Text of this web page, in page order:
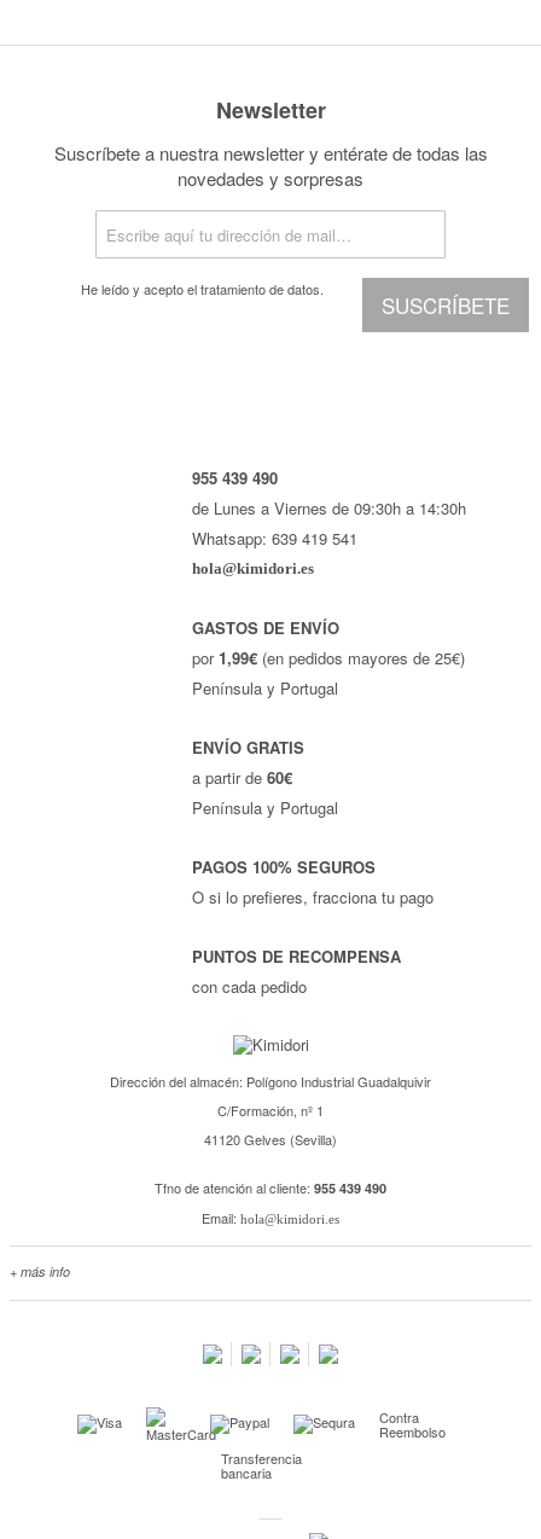
Newsletter
Suscríbete a nuestra newsletter y entérate de todas las
novedades y sorpresas
SUSCRÍBETE
He leído y acepto eltratamiento de datos.
955 439 490
de Lunes a Viernes de 09:30h a 14:30h
Whatsapp: 639 419 541
hola@kimidori.es
GASTOS DE ENVÍO
por 1,99€ (en pedidos mayores de 25€)
Península y Portugal
ENVÍO GRATIS
a partir de60€
Península y Portugal
PAGOS 100% SEGUROS
O si lo prefieres, fracciona tu pago
PUNTOS DE RECOMPENSA
con cada pedido
Dirección del almacén: Polígono Industrial Guadalquivir
C/Formación, nº 1
41120 Gelves (Sevilla)
Tfno de atención al cliente: 955 439 490
Email: hola@kimidori.es
+ más info
Kimidori PRINT, nuestro servicio de impresión de fotos Contra
Reembolso
Transferencia
bancaria